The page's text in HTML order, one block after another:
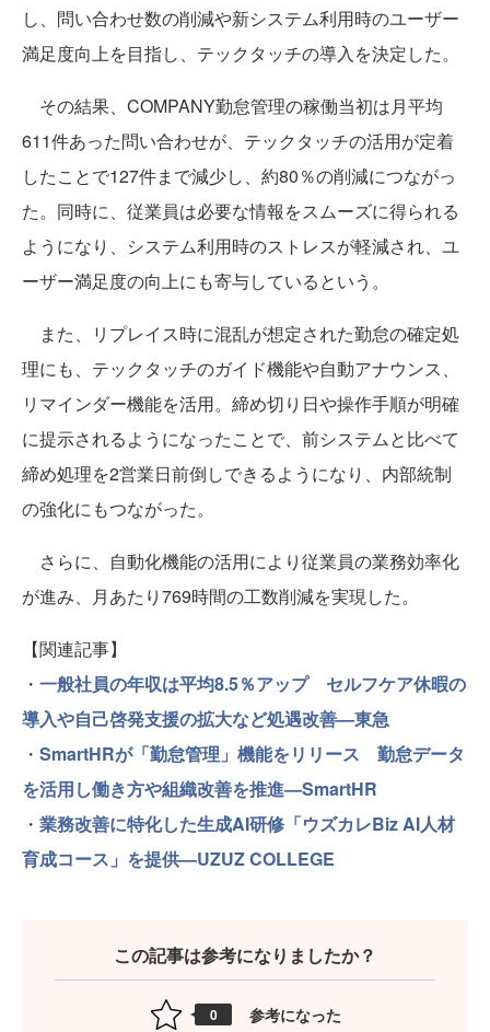
し、問い合わせ数の削減や新システム利用時のユーザー
満足度向上を目指し、テックタッチの導入を決定した。
その結果、COMPANY勤怠管理の稼働当初は月平均
611件あった問い合わせが、テックタッチの活用が定着
したことで127件まで減少し、約80％の削減につながっ
た。同時に、従業員は必要な情報をスムーズに得られる
ようになり、システム利用時のストレスが軽減され、ユ
ーザー満足度の向上にも寄与しているという。
また、リプレイス時に混乱が想定された勤怠の確定処
理にも、テックタッチのガイド機能や自動アナウンス、
リマインダー機能を活用。締め切り日や操作手順が明確
に提示されるようになったことで、前システムと比べて
締め処理を2営業日前倒しできるようになり、内部統制
の強化にもつながった。
さらに、自動化機能の活用により従業員の業務効率化
が進み、月あたり769時間の工数削減を実現した。
【関連記事】
・ 一般社員の年収は平均8.5％アップ セルフケア休暇の
導入や自己啓発支援の拡大など処遇改善—東急
・ SmartHRが「勤怠管理」機能をリリース 勤怠データ
を活用し働き方や組織改善を推進—SmartHR
・ 業務改善に特化した生成AI研修「ウズカレBiz AI人材
育成コース」を提供—UZUZ COLLEGE
この記事は参考になりましたか？
0 参考になった